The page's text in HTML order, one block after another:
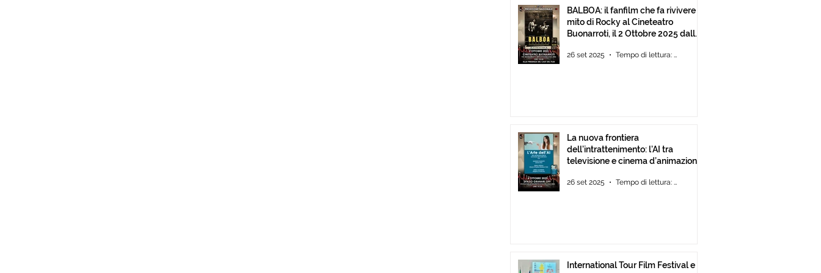
BALBOA: il fanfilm che fa rivivere il
mito di Rocky al Cineteatro
Buonarroti, il 2 Ottobre 2025 dalle
26 set 2025 Tempo di lettura: 1 min
La nuova frontiera
dell’intrattenimento: l’AI tra
televisione e cinema d’animazione
26 set 2025 Tempo di lettura: 1 min
International Tour Film Festival e